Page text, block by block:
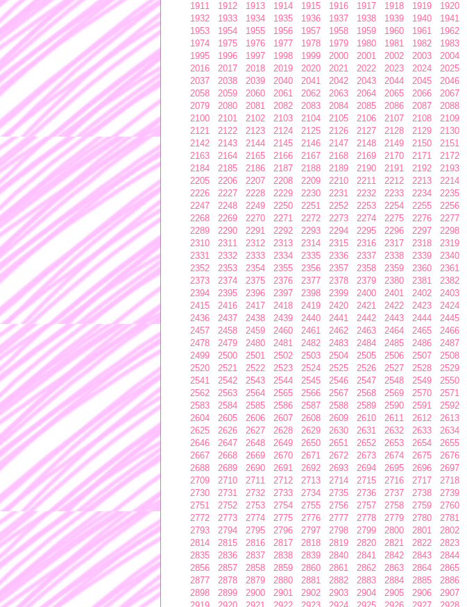
1911
1912 1913 1914 1915 1916 1917 1918 1919 1920
1932
1933 1934 1935 1936 1937 1938 1939 1940 1941
1953
1954 1955 1956 1957 1958 1959 1960 1961 1962
1974
1975 1976 1977 1978 1979 1980 1981 1982 1983
1995
1996 1997 1998 1999 2000 2001 2002 2003 2004
2016
2017 2018 2019 2020 2021 2022 2023 2024 2025
2037
2038 2039 2040 2041 2042 2043 2044 2045 2046
2058
2059 2060 2061 2062 2063 2064 2065 2066 2067
2079
2080 2081 2082 2083 2084 2085 2086 2087 2088
2100
2101 2102 2103 2104 2105 2106 2107 2108 2109
2121
2122 2123 2124 2125 2126 2127 2128 2129 2130
2142
2143 2144 2145 2146 2147 2148 2149 2150 2151
2163
2164 2165 2166 2167 2168 2169 2170 2171 2172
2184
2185 2186 2187 2188 2189 2190 2191 2192 2193
2205
2206 2207 2208 2209 2210 2211 2212 2213 2214
2226
2227 2228 2229 2230 2231 2232 2233 2234 2235
2247
2248 2249 2250 2251 2252 2253 2254 2255 2256
2268
2269 2270 2271 2272 2273 2274 2275 2276 2277
2289
2290 2291 2292 2293 2294 2295 2296 2297 2298
2310
2311 2312 2313 2314 2315 2316 2317 2318 2319
2331
2332 2333 2334 2335 2336 2337 2338 2339 2340
2352
2353 2354 2355 2356 2357 2358 2359 2360 2361
2373
2374 2375 2376 2377 2378 2379 2380 2381 2382
2394
2395 2396 2397 2398 2399 2400 2401 2402 2403
2415
2416 2417 2418 2419 2420 2421 2422 2423 2424
2436
2437 2438 2439 2440 2441 2442 2443 2444 2445
2457
2458 2459 2460 2461 2462 2463 2464 2465 2466
2478
2479 2480 2481 2482 2483 2484 2485 2486 2487
2499
2500 2501 2502 2503 2504 2505 2506 2507 2508
2520
2521 2522 2523 2524 2525 2526 2527 2528 2529
2541
2542 2543 2544 2545 2546 2547 2548 2549 2550
2562
2563 2564 2565 2566 2567 2568 2569 2570 2571
2583
2584 2585 2586 2587 2588 2589 2590 2591 2592
2604
2605 2606 2607 2608 2609 2610 2611 2612 2613
2625
2626 2627 2628 2629 2630 2631 2632 2633 2634
2646
2647 2648 2649 2650 2651 2652 2653 2654 2655
2667
2668 2669 2670 2671 2672 2673 2674 2675 2676
2688
2689 2690 2691 2692 2693 2694 2695 2696 2697
2709
2710 2711 2712 2713 2714 2715 2716 2717 2718
2730
2731 2732 2733 2734 2735 2736 2737 2738 2739
2751
2752 2753 2754 2755 2756 2757 2758 2759 2760
2772
2773 2774 2775 2776 2777 2778 2779 2780 2781
2793
2794 2795 2796 2797 2798 2799 2800 2801 2802
2814
2815 2816 2817 2818 2819 2820 2821 2822 2823
2835
2836 2837 2838 2839 2840 2841 2842 2843 2844
2856
2857 2858 2859 2860 2861 2862 2863 2864 2865
2877
2878 2879 2880 2881 2882 2883 2884 2885 2886
2898
2899 2900 2901 2902 2903 2904 2905 2906 2907